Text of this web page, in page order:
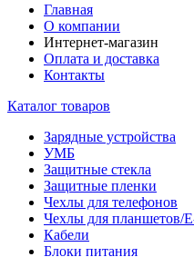
Главная
О компании
Интернет-магазин
Оплата и доставка
Контакты
Каталог товаров
Зарядные устройства
УМБ
Защитные стекла
Защитные пленки
Чехлы для телефонов
Чехлы для планшетов/
Кабели
Блоки питания